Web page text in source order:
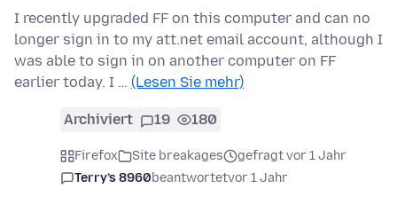
I recently upgraded FF on this computer and can no
longer sign in to my att.net email account, although I
was able to sign in on another computer on FF
earlier today. I … (Lesen Sie mehr)
Archiviert 19 180
Firefox Site breakages
gefragt vor 1 Jahr
Terry’s 8960beantwortetvor 1 Jahr